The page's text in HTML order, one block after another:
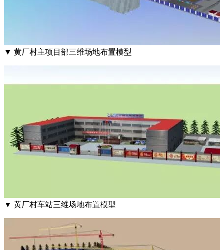
▼ 黄厂村主项目部三维场地布置模型
▼ 黄厂村车站三维场地布置模型